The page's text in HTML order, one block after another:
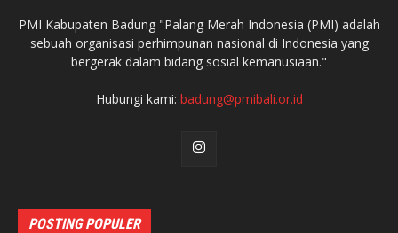
PMI Kabupaten Badung "Palang Merah Indonesia (PMI) adalah
sebuah organisasi perhimpunan nasional di Indonesia yang
bergerak dalam bidang sosial kemanusiaan."
Hubungi kami: badung@pmibali.or.id
POSTING POPULER